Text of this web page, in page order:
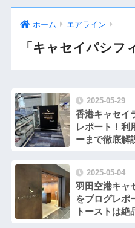
ホーム エアライン
「キャセイパシフ
2025-05-29
香港キャセイ
レポート！利
ーまで徹底解
2025-05-04
羽田空港キャ
をブログレポ
トーストは絶